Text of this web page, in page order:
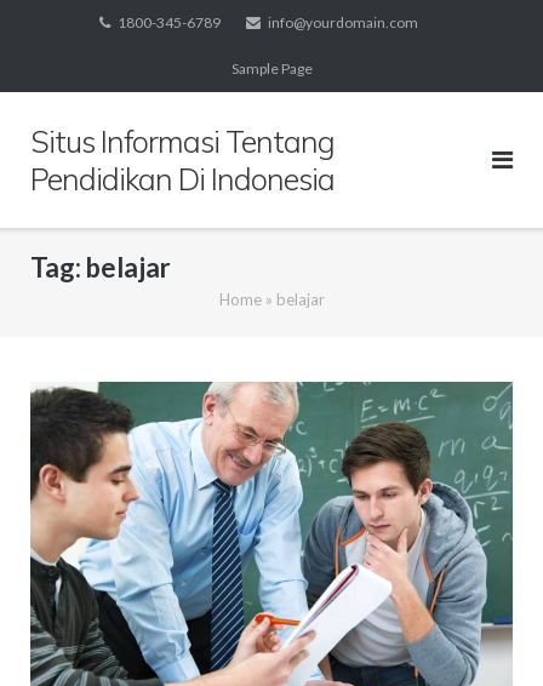
1800-345-6789 info@yourdomain.com
Sample Page
Situs Informasi Tentang
Pendidikan Di Indonesia
Tag: belajar
Home» belajar